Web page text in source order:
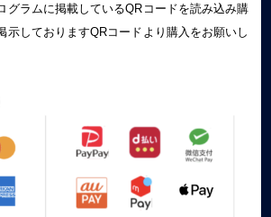
グラムに掲載しているQRコードを読み込み購
示しておりますQRコードより購入をお願いし